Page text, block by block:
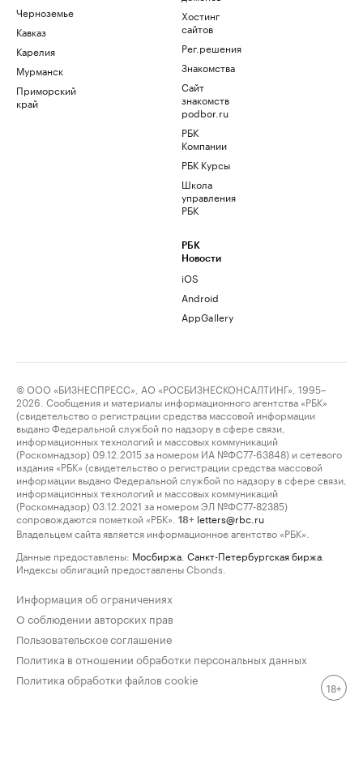
Черноземье
Кавказ
Карелия
Мурманск
Приморский
край
Хостинг
сайтов
Рег.решения
Знакомства
Сайт
знакомств
podbor.ru
РБК
Компании
РБК Курсы
Школа
управления
РБК
РБК
Новости
iOS
Android
AppGallery
© ООО «БИЗНЕСПРЕСС», АО «РОСБИЗНЕСКОНСАЛТИНГ», 1995–
2026. Сообщения и материалы информационного агентства «РБК»
(свидетельство о регистрации средства массовой информации
выдано Федеральной службой по надзору в сфере связи,
информационных технологий и массовых коммуникаций
(Роскомнадзор) 09.12.2015 за номером ИА №ФС77-63848) и сетевого
издания «РБК» (свидетельство о регистрации средства массовой
информации выдано Федеральной службой по надзору в сфере связи,
информационных технологий и массовых коммуникаций
(Роскомнадзор) 03.12.2021 за номером ЭЛ №ФС77-82385)
сопровождаются пометкой «РБК».
18+ letters@rbc.ru
Владельцем сайта является информационное агентство «РБК».
Данные предоставлены: Мосбиржа Санкт-Петербургская биржа
Индексы облигаций предоставлены Cbonds.
Информация об ограничениях
О соблюдении авторских прав
Пользовательское соглашение
Политика в отношении обработки персональных данных
Политика обработки файлов cookie
18+